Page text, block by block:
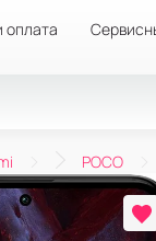
оплата
POCO